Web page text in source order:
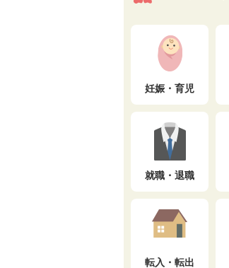
妊娠・育児
就職・退職
転入・転出